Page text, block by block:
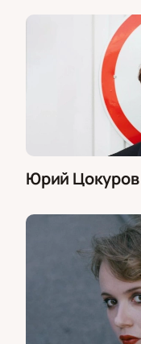
Юрий Цокуров